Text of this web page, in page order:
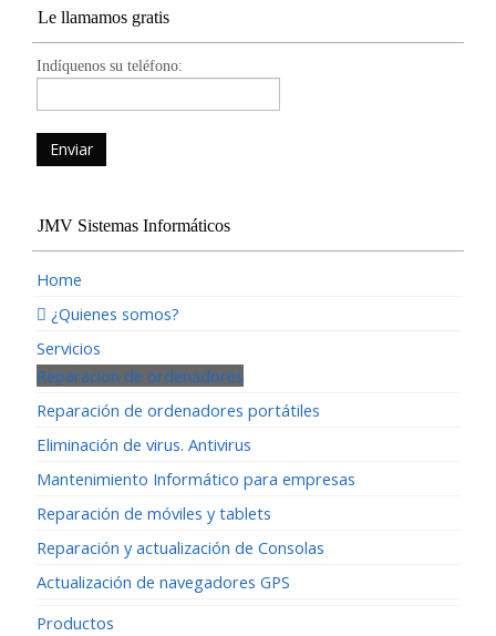
Le llamamos gratis
Indíquenos su teléfono:
JMV Sistemas Informáticos
Home
¿Quienes somos?
Servicios
Reparacion de ordenadores
Reparación de ordenadores portátiles
Eliminación de virus. Antivirus
Mantenimiento Informático para empresas
Reparación de móviles y tablets
Reparación y actualización de Consolas
Actualización de navegadores GPS
Productos